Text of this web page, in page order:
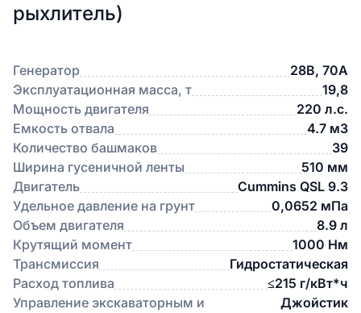
рыхлитель)
Генератор
28В, 70А
Эксплуатационная масса, т
19,8
Мощность двигателя
220 л.с.
Емкость отвала
4.7 м3
Количество башмаков
39
Ширина гусеничной ленты
510 мм
Двигатель
Cummins QSL 9.3
Удельное давление на грунт
0,0652 мПа
Объем двигателя
8.9 л
Крутящий момент
1000 Нм
Трансмиссия
Гидростатическая
Расход топлива
≤215 г/кВт*ч
Управление экскаваторным и
Джойстик